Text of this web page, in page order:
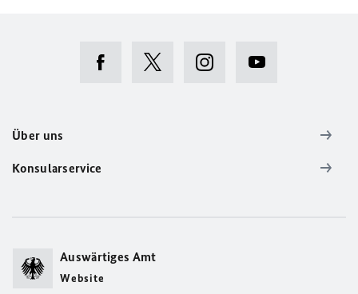
Über uns
Konsularservice
Auswärtiges Amt
Website